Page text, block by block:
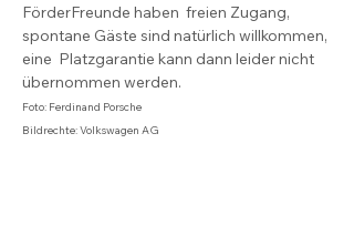
FörderFreunde haben  freien Zugang,
spontane Gäste sind natürlich willkommen,
eine  Platzgarantie kann dann leider nicht
übernommen werden.
Foto: Ferdinand Porsche
Bildrechte: Volkswagen AG